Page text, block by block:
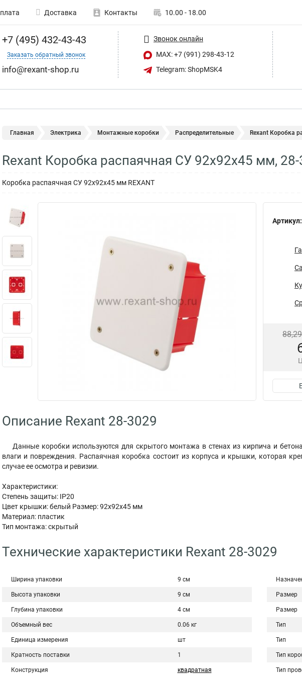
Доставка Контакты 10.00 - 18.00
+7 (495) 432-43-43
Заказать обратный звонок
info@rexant-shop.ru
Звонок онлайн
MAX: +7 (991) 298-43-12
Telegram: ShopMSK4
Главная Электрика Монтажные коробки Распределительные Rexant Коробка
Rexant Коробка распаячная СУ 92х92х45 мм,
Коробка распаячная СУ 92х92х45 мм REXANT
Артикул:
Описание Rexant 28-3029
Данные коробки используются для скрытого монтажа в стенах из кирпича и
влаги и повреждения. Распаячная коробка состоит из корпуса и крышки, которая
случае ее осмотра и ревизии.
Характеристики:
Степень защиты: IP20
Цвет крышки: белый Размер: 92х92х45 мм
Материал: пластик
Тип монтажа: скрытый
Технические характеристики Rexant 28-3029
Ширина упаковки 9 см
Высота упаковки 9 см
Глубина упаковки 4 см
Объемный вес 0.06 кг
Единица измерения шт
Кратность поставки 1
Конструкция квадратная
Размер
Размер
Тип
Тип
Тип
Тип